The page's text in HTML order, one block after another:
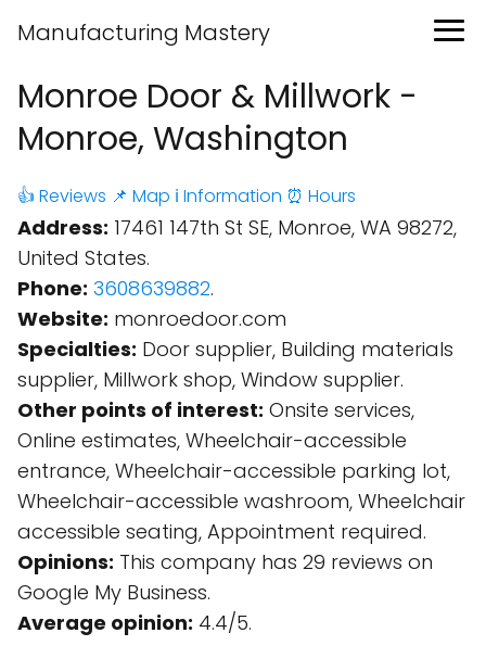
Manufacturing Mastery
Monroe Door & Millwork -
Monroe, Washington
👍 Reviews 📌 Map ℹ️ Information ⏰ Hours
Address: 17461 147th St SE, Monroe, WA 98272,
United States.
Phone: 3608639882.
Website: monroedoor.com
Specialties: Door supplier, Building materials
supplier, Millwork shop, Window supplier.
Other points of interest: Onsite services,
Online estimates, Wheelchair-accessible
entrance, Wheelchair-accessible parking lot,
Wheelchair-accessible washroom, Wheelchair
accessible seating, Appointment required.
Opinions: This company has 29 reviews on
Google My Business.
Average opinion: 4.4/5.